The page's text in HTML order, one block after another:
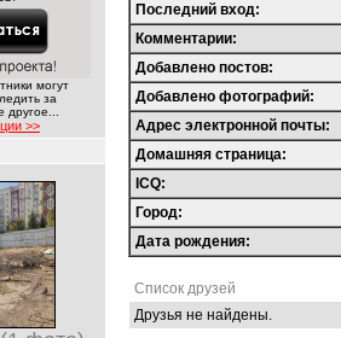
могут
за
>>
Последний вход:
Комментарии:
Добавлено постов:
Добавлено фотографий:
Адрес электронной почты:
Домашняя страница:
ICQ:
Город:
Дата рождения:
Список друзей
Друзья не найдены.